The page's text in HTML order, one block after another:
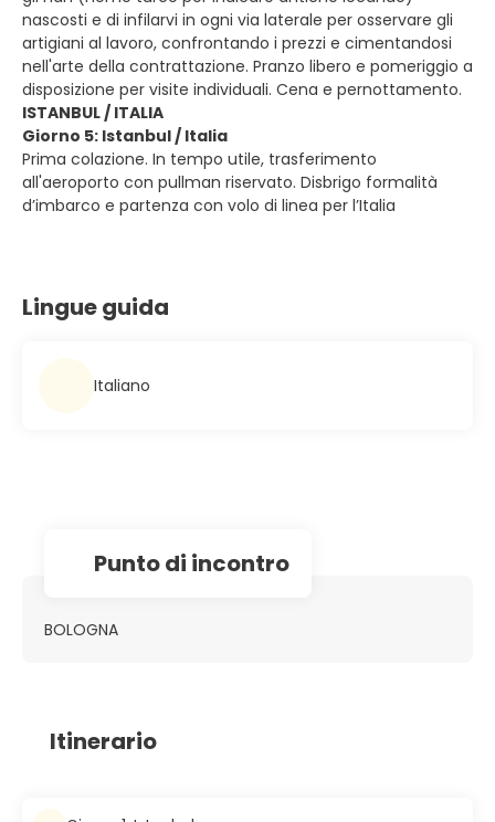
nascosti e di infilarvi in ogni via laterale per osservare gli
artigiani al lavoro, confrontando i prezzi e cimentandosi
nell'arte della contrattazione. Pranzo libero e pomeriggio a
disposizione per visite individuali. Cena e pernottamento.
ISTANBUL / ITALIA
Giorno 5: Istanbul / Italia
Prima colazione. In tempo utile, trasferimento
all'aeroporto con pullman riservato. Disbrigo formalità
d’imbarco e partenza con volo di linea per l’Italia
Lingue guida
Italiano
Punto di incontro
BOLOGNA
Itinerario